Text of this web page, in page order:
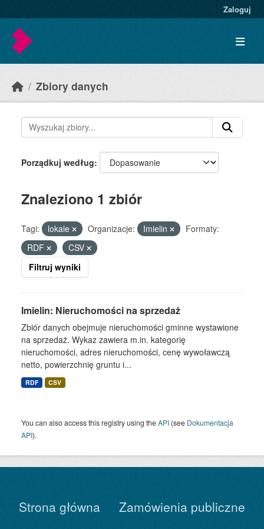
Zaloguj
Zbiory danych
Porządkuj według
Znaleziono 1 zbiór
Tagi: lokale Organizacje: Imielin
Formaty:
RDF
CSV
Filtruj wyniki
Imielin: Nieruchomości na sprzedaż
Zbiór danych obejmuje nieruchomości gminne wystawione
na sprzedaż. Wykaz zawiera m.in. kategorię
nieruchomości, adres nieruchomości, cenę wywoławczą
netto, powierzchnię gruntu i...
RDF CSV
You can also access this registry using theAPI (see Dokumentacja
API).
Strona główna
Zamówienia publiczne